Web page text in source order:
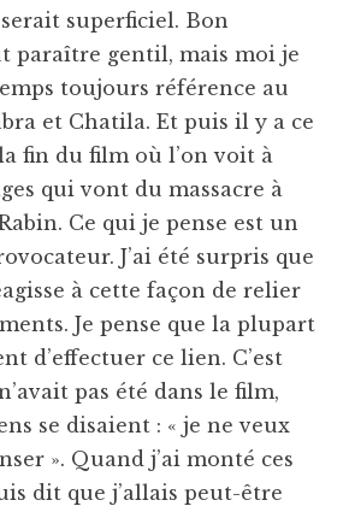
superficiel. Bon
paraître gentil, mais moi je
toujours référence au
et Chatila. Et puis il y a ce
fin du film où l’on voit à
qui vont du massacre à
Ce qui je pense est un
J’ai été surpris que
à cette façon de relier
Je pense que la plupart
d’effectuer ce lien. C’est
pas été dans le film,
se disaient : « je ne veux
». Quand j’ai monté ces
dit que j’allais peut-être